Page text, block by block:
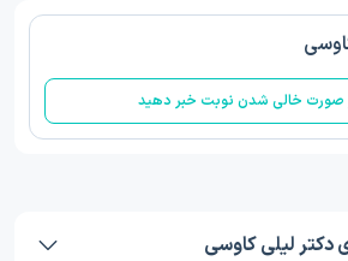
صورت خالی شدن نوبت خبر دهید
دکتر لیلی کاوسی